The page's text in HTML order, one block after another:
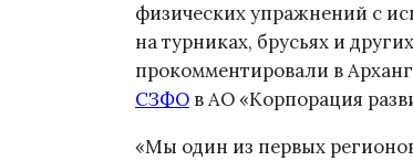
физических упражнений с
на турниках, брусьях и
прокомментировали в
СЗФО в АО «Корпорация
«Мы один из первых